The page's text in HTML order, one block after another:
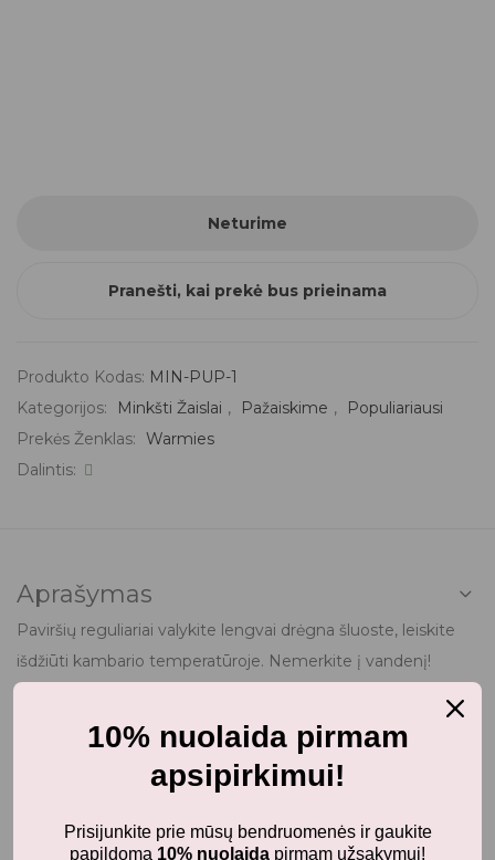
Neturime
Pranešti, kai prekė bus prieinama
Produkto Kodas: MIN-PUP-1
Kategorijos:
Minkšti Žaislai , Pažaiskime ,
Populiariausi
Prekės Ženklas: Warmies
Dalintis:
Aprašymas
Paviršių reguliariai valykite lengvai drėgna šluoste, leiskite
išdžiūti kambario temperatūroje. Nemerkite į vandenį!
Kilmės šalis: K.L.R. Atitinka Europos žaislų saugos standartą
EN71-1/2/3.
Warmies – ideali dovana bet kokio amžiaus žmonėms.
10% nuolaida pirmam
apsipirkimui!
Prisijunkite prie mūsų bendruomenės ir gaukite
papildomą 10% nuolaidą pirmam užsakymui!